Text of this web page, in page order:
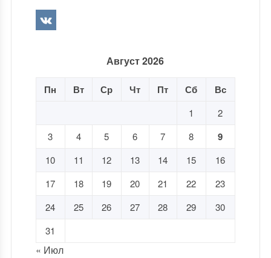
Август 2026
Пн Вт Ср Чт Пт Сб Вс
1
2
3
4 5 6 7 8 9
10 11 12 13 14 15
16
17
18 19 20 21 22
23
24
25 26 27 28 29
30
31
« Июл